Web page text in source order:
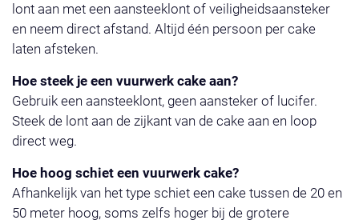
lont aan met een aansteeklont of veiligheidsaansteker
en neem direct afstand. Altijd één persoon per cake
laten afsteken.
Hoe steek je een vuurwerk cake aan?
Gebruik een aansteeklont, geen aansteker of lucifer.
Steek de lont aan de zijkant van de cake aan en loop
direct weg.
Hoe hoog schiet een vuurwerk cake?
Afhankelijk van het type schiet een cake tussen de 20 en
50 meter hoog, soms zelfs hoger bij de grotere